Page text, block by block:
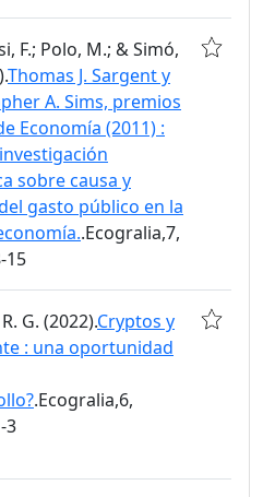
F.; Polo, M.; & Simó,
Thomas J. Sargent y
A. Sims, premios
Economía (2011) :
sobre causa y
gasto público en la
.Ecogralia,7,
15
G. (2022).Cryptos y
: una oportunidad
.Ecogralia,6,
3